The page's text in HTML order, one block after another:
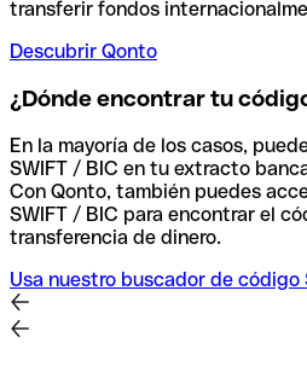
transferir fondos
Descubrir Qonto
¿Dónde encontrar tu
En la mayoría de los casos,
SWIFT / BIC en tu extracto
Con Qonto, también puedes
SWIFT / BIC para encontrar el
transferencia de dinero.
Usa nuestro buscador de código